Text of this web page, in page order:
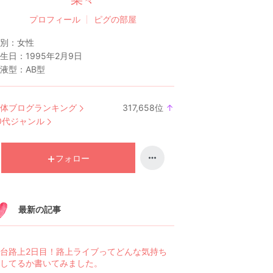
プロフィール ピグの部屋
： 女性
日： 1995年2月9日
型： AB型
ブログランキング 317,658位 ↑
ジャンル
フォロー
最新の記事
路上2日目！路上ライブってどんな気持ち
てるか書いてみました。